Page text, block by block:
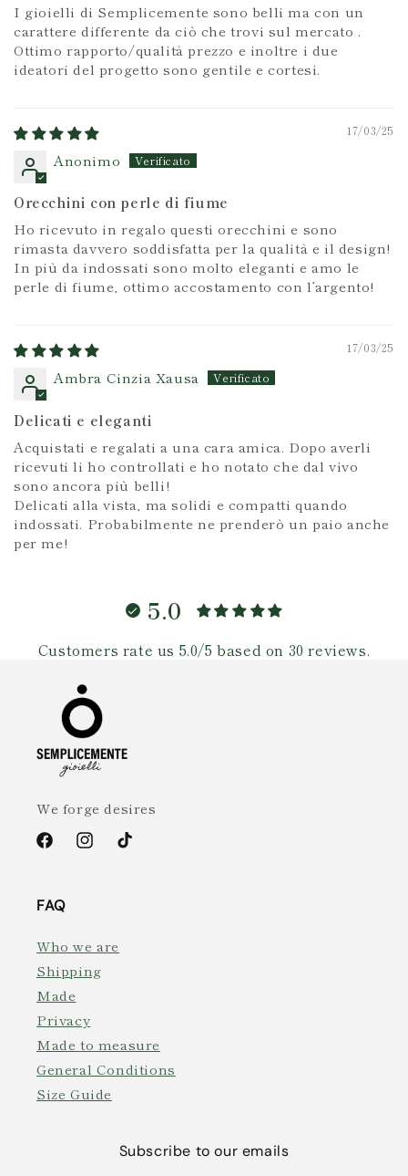
I gioielli di Semplicemente sono belli ma con un
carattere differente da ciò che trovi sul mercato .
Ottimo rapporto/qualità prezzo e inoltre i due
ideatori del progetto sono gentile e cortesi.
17/03/25
Anonimo
Orecchini con perle di fiume
Ho ricevuto in regalo questi orecchini e sono
rimasta davvero soddisfatta per la qualità e il design!
In più da indossati sono molto eleganti e amo le
perle di fiume, ottimo accostamento con l’argento!
17/03/25
Ambra Cinzia Xausa
Delicati e eleganti
Acquistati e regalati a una cara amica. Dopo averli
ricevuti li ho controllati e ho notato che dal vivo
sono ancora più belli!
Delicati alla vista, ma solidi e compatti quando
indossati. Probabilmente ne prenderò un paio anche
per me!
5.0
Customers rate us 5.0/5 based on 30 reviews.
We forge desires
FacebookInstagramTikTok
FAQ
Who we are
Shipping
Made
Privacy
Made to measure
General Conditions
Size Guide
Subscribe to our emails